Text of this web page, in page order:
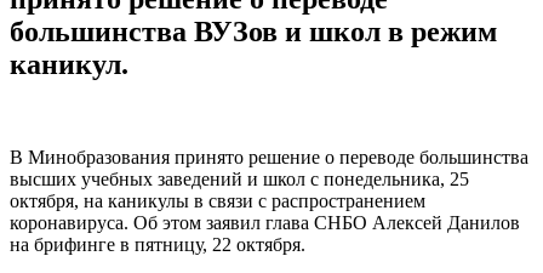
большинства ВУЗов и школ в режим
каникул.
В Минобразования принято решение о переводе большинства
высших учебных заведений и школ с понедельника, 25
октября, на каникулы в связи с распространением
коронавируса. Об этом заявил глава СНБО Алексей Данилов
на брифинге в пятницу, 22 октября.